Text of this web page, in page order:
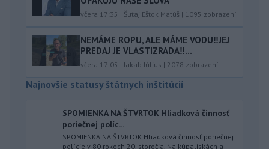
včera 17:35 | Šutaj Eštok Matúš | 1095 zobrazení
NEMÁME ROPU, ALE MÁME VODU‼️JEJ
PREDAJ JE VLASTIZRADA‼️...
včera 17:05 |Jakab Július | 2078 zobrazení
Najnovšie statusy štátnych inštitúcií
SPOMIENKA NA ŠTVRTOK Hliadková činnosť
poriečnej políc...
SPOMIENKA NA ŠTVRTOK Hliadková činnosť poriečnej
polície v 80 rokoch 20. storočia. Na kúpaliskách a